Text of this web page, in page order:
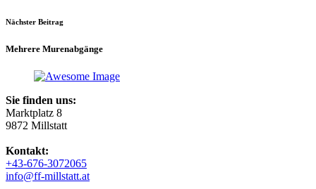
Nächster Beitrag
Mehrere Murenabgänge
Sie finden uns:
Marktplatz 8
9872 Millstatt
Kontakt:
+43-676-3072065
info@ff-millstatt.at